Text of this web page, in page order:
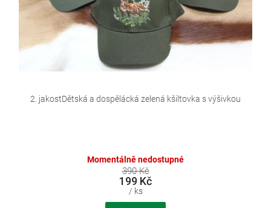
Momentálně nedostupné
390 Kč
199 Kč
/ ks
2. jakostDětská a dospělácká zelená kšiltovka s výšivkou